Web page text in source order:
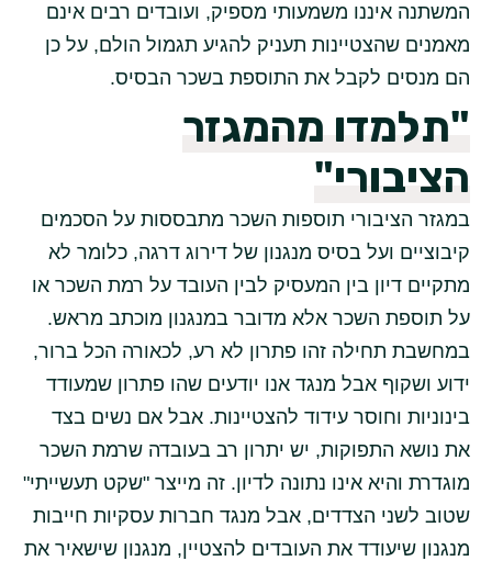
המשתנה איננו משמעותי מספיק, ועובדים רבים אינם
מאמנים שהצטיינות תעניק להגיע תגמול הולם, על כן
הם מנסים לקבל את התוספת בשכר הבסיס.
"תלמדו מהמגזר
הציבורי"
במגזר הציבורי תוספות השכר מתבססות על הסכמים
קיבוציים ועל בסיס מנגנון של דירוג דרגה, כלומר לא
מתקיים דיון בין המעסיק לבין העובד על רמת השכר או
על תוספת השכר אלא מדובר במנגנון מוכתב מראש.
במחשבת תחילה זהו פתרון לא רע, לכאורה הכל ברור,
ידוע ושקוף אבל מנגד אנו יודעים שהו פתרון שמעודד
בינוניות וחוסר עידוד להצטיינות. אבל אם נשים בצד
את נושא התפוקות, יש יתרון רב בעובדה שרמת השכר
מוגדרת והיא אינו נתונה לדיון. זה מייצר "שקט תעשייתי"
שטוב לשני הצדדים, אבל מנגד חברות עסקיות חייבות
מנגנון שיעודד את העובדים להצטיין, מנגנון שישאיר את